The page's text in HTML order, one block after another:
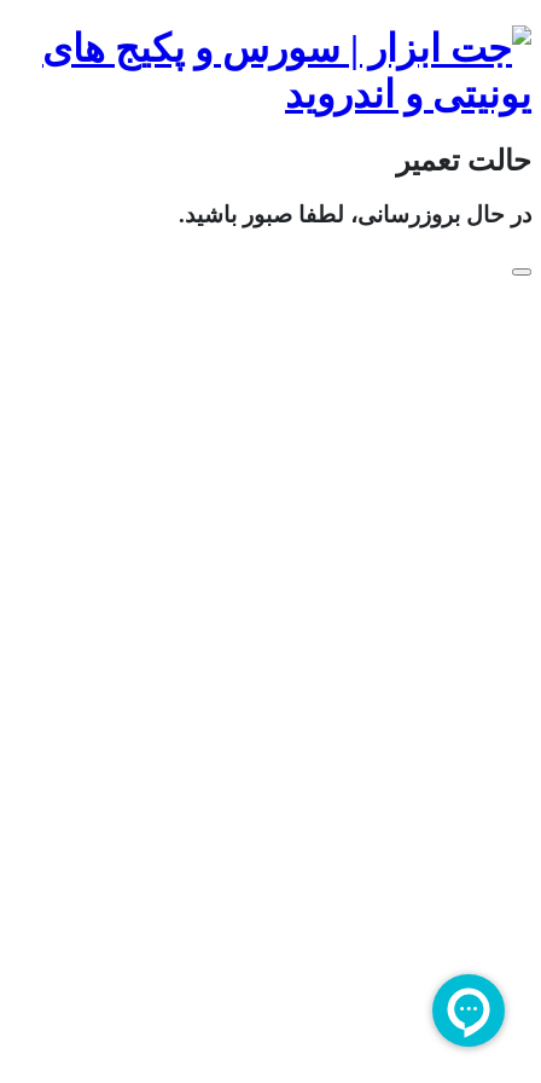
حالت تعمیر
در حال بروزرسانی، لطفا صبور باشید.